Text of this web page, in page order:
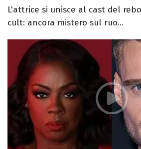
L'attrice si unisce al cast del
cult: ancora mistero sul ruo...